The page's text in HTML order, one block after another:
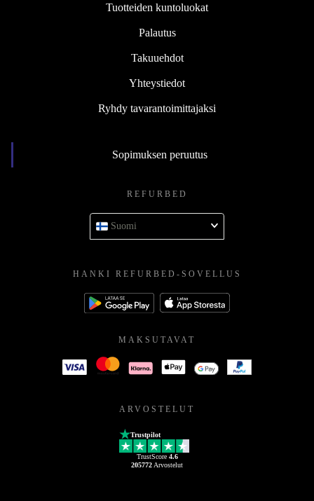
Tuotteiden kuntoluokat
Palautus
Takuuehdot
Yhteystiedot
Ryhdy tavarantoimittajaksi
Sopimuksen peruutus
REFURBED
Suomi
HANKI REFURBED-SOVELLUS
MAKSUTAVAT
ARVOSTELUT
Trustpilot
TrustScore 4.6
205772 Arvostelut